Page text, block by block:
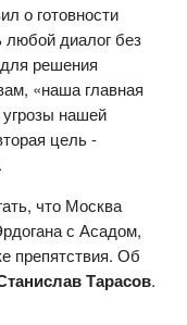
о готовности
любой диалог без
решения
«наша главная
угрозы нашей
цель -
что Москва
с Асадом,
препятствия. Об
Тарасов.